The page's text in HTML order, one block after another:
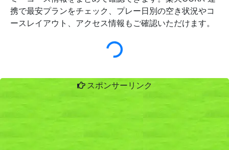
携で最安プランをチェック、プレー日別の空き状況やコ
ースレイアウト、アクセス情報もご確認いただけます。
スポンサーリンク